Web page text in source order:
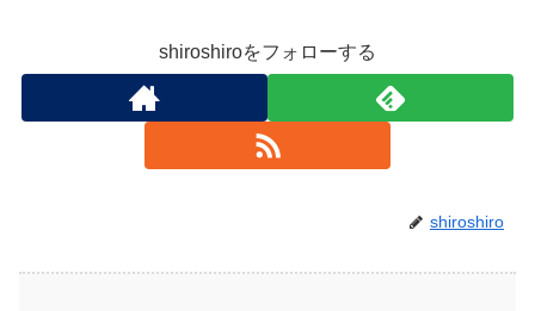
shiroshiroをフォローする
shiroshiro